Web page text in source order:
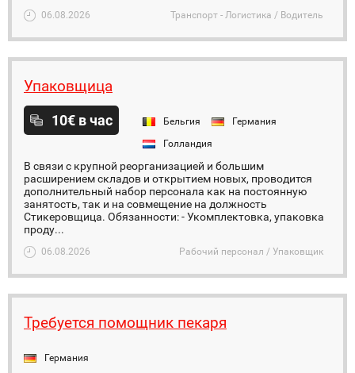
06.08.2026 Транспорт - Логистика / Водитель
Упаковщица
10€ в час Бельгия
Германия
Голландия
В связи с крупной реорганизацией и большим
расширением складов и открытием новых, проводится
дополнительный набор персонала как на постоянную
занятость, так и на совмещение на должность
Стикеровщица. Обязанности: - Укомплектовка, упаковка
проду...
06.08.2026 Рабочий персонал / Упаковщик
Требуется помощник пекаря
Германия